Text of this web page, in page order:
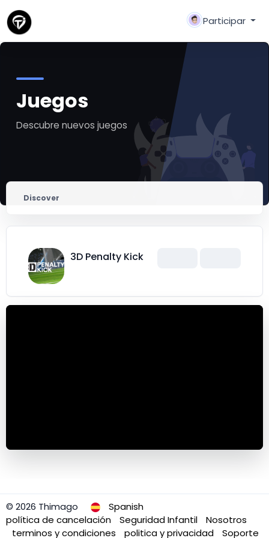
Participar
Juegos
Descubre nuevos juegos
Discover
3D Penalty Kick
© 2026 Thimago
Spanish
política de cancelación
Seguridad Infantil
Nosotros
terminos y condiciones
politica y privacidad Soporte